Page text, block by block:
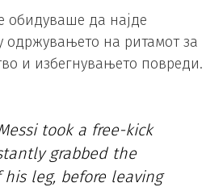
обидуваше да најде
одржувањето на ритамот за
и избегнувањето повреди.
took a free-kick
grabbed the
his leg, before leaving